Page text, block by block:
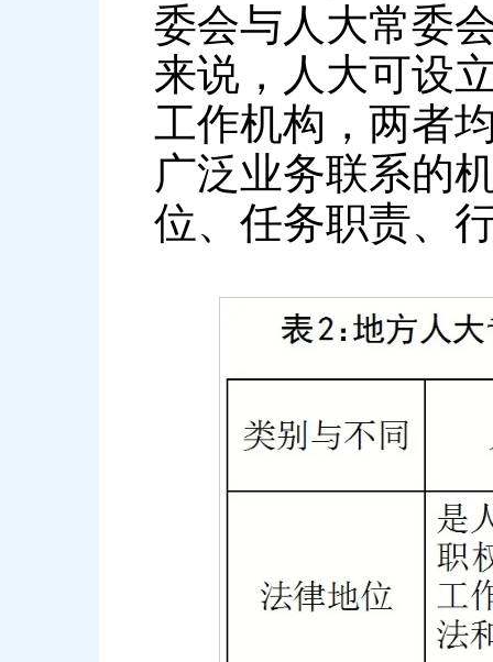
委会与人大常委
来说，人大可设
工作机构，两者
广泛业务联系的
位、任务职责、